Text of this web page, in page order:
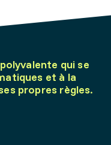
qui se
et à la
propres règles.